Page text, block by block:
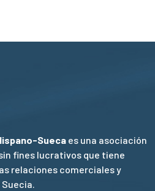
Sueca es una asociación
fines lucrativos que tiene
relaciones comerciales y